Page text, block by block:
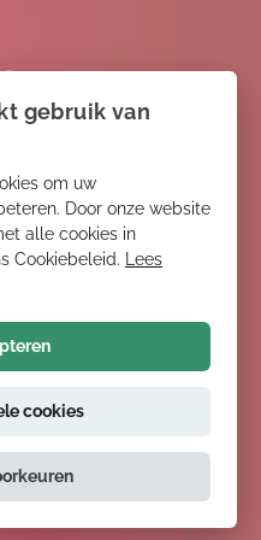
vind
gebruik van
om uw
Door onze website
alle cookies in
Cookiebeleid.
Lees
cookies